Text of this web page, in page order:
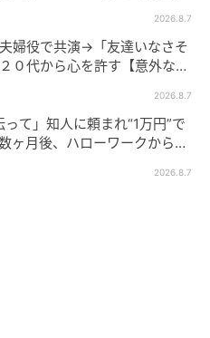
2026.8.7
婦役で共演→「友達いなさそ
０代から心を許す【意外な親
2026.8.7
って」知人に頼まれ“1万円”で
ヶ月後、ハローワークから届
2026.8.7